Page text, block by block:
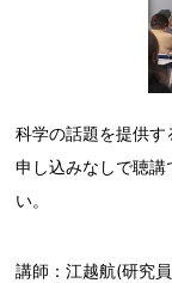
科学の話題を提供す
申し込みなしで聴講
い。
講師：江越航(研究